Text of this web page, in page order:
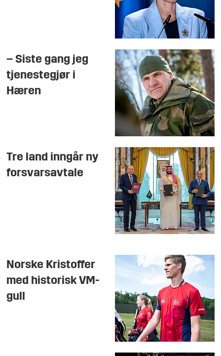
– Siste gang jeg
tjenestegjør i
Hæren
Tre land inngår ny
forsvarsavtale
Norske Kristoffer
med historisk VM-
gull